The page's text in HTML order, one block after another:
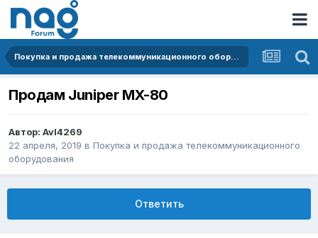
Покупка и продажа телекоммуникационного оборудования
Продам Juniper MX-80
Автор: Avl4269
22 апреля, 2019 в Покупка и продажа телекоммуникационного
оборудования
Ответить